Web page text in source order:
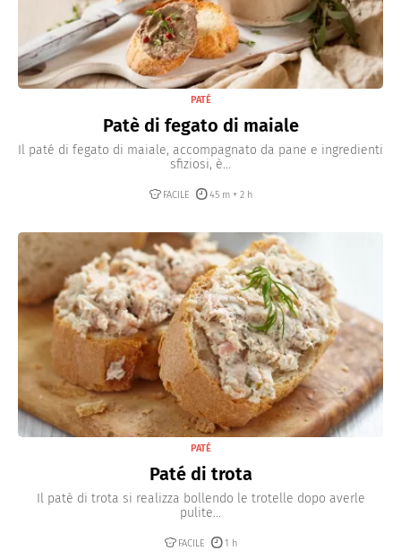
PATÉ
Patè di fegato di maiale
Il paté di fegato di maiale, accompagnato da pane e ingredienti
sfiziosi, è...
FACILE 45 m + 2 h
PATÉ
Paté di trota
Il patè di trota si realizza bollendo le trotelle dopo averle
pulite...
FACILE 1 h